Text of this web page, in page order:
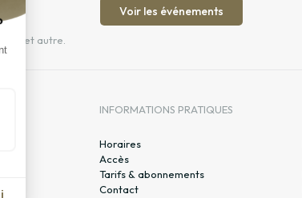
et autre.
Voir les événements
INFORMATIONS PRATIQUES
Horaires
Accès
Tarifs & abonnements
Contact